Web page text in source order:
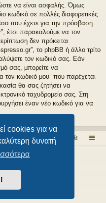
cookies για να
δυνατή
να είναι ασφαλής. Όμως
κωδικό σε πολλές διαφορετικές
που έχετε για την πρόσβαση
έτσι παρακαλούμε να τον
δεν πρόκειται
το phpBB ή άλλο τρίτο
τον κωδικό σας. Εάν
σας, μπορείτε να
τον κωδικό μου” που παρέχεται
θα σας ζητήσει να
ταχυδρομείο σας. Στη
έναν νέο κωδικό για να
ελεύθερα για τον καφέ!
Software © phpBB Limited
το
|Όροι